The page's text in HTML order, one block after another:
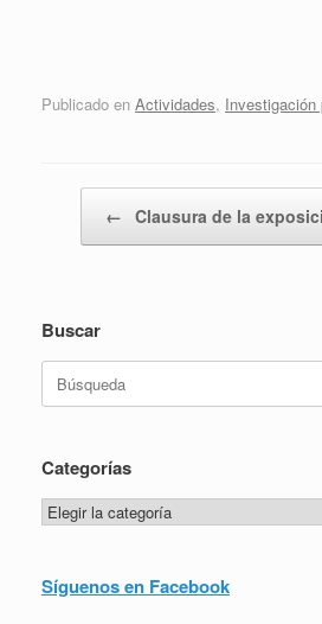
Publicado en Actividades, Investigación
← Clausura de la
Buscar
Categorías
Categorías
Síguenos en Facebook